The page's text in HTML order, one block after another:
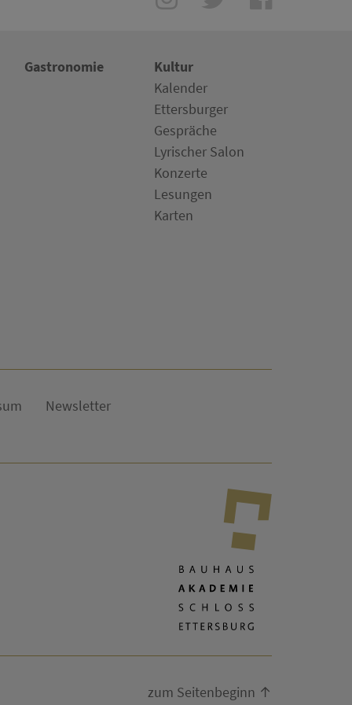
Gastronomie
Kultur
Kalender
Ettersburger
Gespräche
Lyrischer Salon
Konzerte
Lesungen
Karten
Newsletter
zum Seitenbeginn ↑